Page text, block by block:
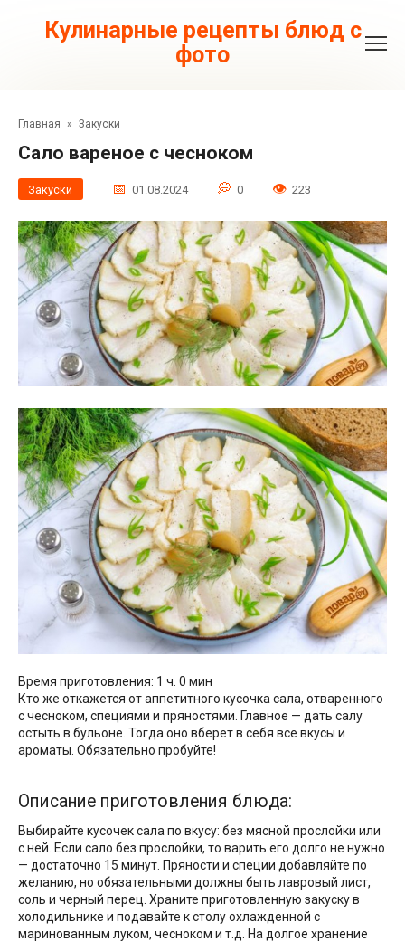
контентуКулинарные рецепты блюд с
фото
Главная » Закуски
Сало вареное с чесноком
Закуски 01.08.2024 0 223
Время приготовления: 1 ч. 0 мин
Кто же откажется от аппетитного кусочка сала, отваренного
с чесноком, специями и пряностями. Главное — дать салу
остыть в бульоне. Тогда оно вберет в себя все вкусы и
ароматы. Обязательно пробуйте!
Описание приготовления блюда:
Выбирайте кусочек сала по вкусу: без мясной прослойки или
с ней. Если сало без прослойки, то варить его долго не нужно
— достаточно 15 минут. Пряности и специи добавляйте по
желанию, но обязательными должны быть лавровый лист,
соль и черный перец. Храните приготовленную закуску в
холодильнике и подавайте к столу охлажденной с
маринованным луком, чесноком и т.д. На долгое хранение